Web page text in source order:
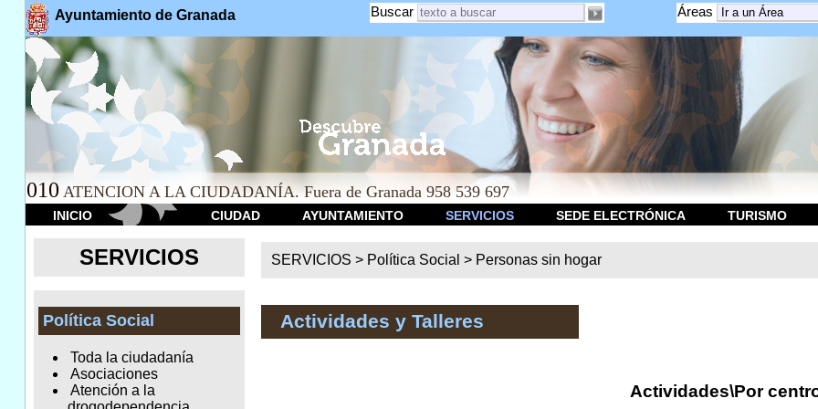
Ayuntamiento de Granada Áreas
Buscar
010 ATENCION A LA CIUDADANÍA. Fuera de Granada 958 539 697
INICIO CIUDAD AYUNTAMIENTO SERVICIOS SEDE ELECTRÓNICA TURISMO
SERVICIOS
Política Social
Toda la ciudadanía
Asociaciones
Atención a la
SERVICIOS > Política Social > Personas sin hogar
Actividades y Talleres
Actividades\Por